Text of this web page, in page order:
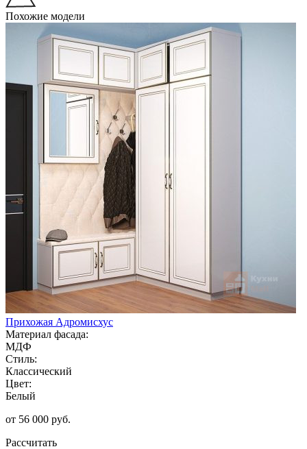
Похожие модели
Прихожая Адромисхус
Материал фасада:
МДФ
Стиль:
Классический
Цвет:
Белый
от 56 000 руб.
Рассчитать